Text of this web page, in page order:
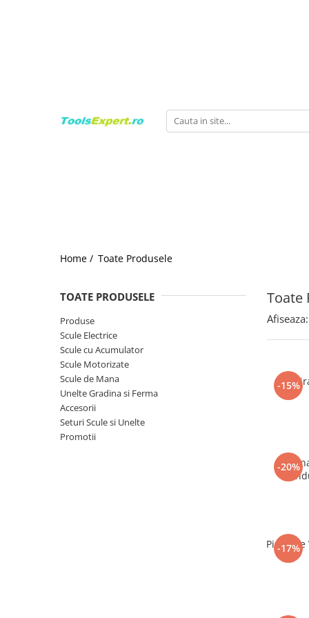
Home / Toate Produsele
Toate
TOATE PRODUSELE
Produse
Scule Electrice
Scule cu Acumulator
Scule Motorizate
Scule de Mana
Unelte Gradina si Ferma
Accesorii
Seturi Scule si Unelte
Promotii
Afiseaza:
-15%
-20%
-17%
Pistol de